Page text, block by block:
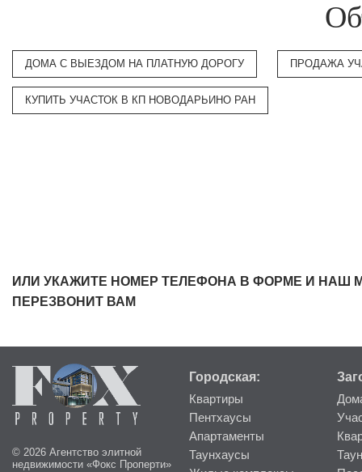
ДОМА С ВЫЕЗДОМ НА ПЛАТНУЮ ДОРОГУ ПРОДАЖА
КУПИТЬ УЧАСТОК В КП НОВОДАРЬИНО РАН
ИЛИ УКАЖИТЕ НОМЕР ТЕЛЕФОНА В ФОРМЕ И НАШ
ПЕРЕЗВОНИТ ВАМ
© 2026 Агентство элитной
недвижимости «Фокс Проперти»
Городская:
Квартиры
Пентхаусы
Апартаменты
Таунхаусы